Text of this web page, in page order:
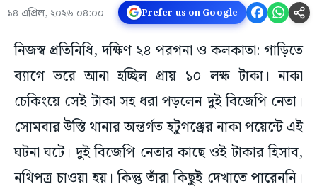
১৪ এপ্রিল, ২০২৬ ০৪:০০ Prefer us on Google
নিজস্ব প্রতিনিধি, দক্ষিণ ২৪ পরগনা ও কলকাতা: গাড়িতে
ব্যাগে ভরে আনা হচ্ছিল প্রায় ১০ লক্ষ টাকা। নাকা
চেকিংয়ে সেই টাকা সহ ধরা পড়লেন দুই বিজেপি নেতা।
সোমবার উস্তি থানার অন্তর্গত হটুগঞ্জের নাকা পয়েন্টে এই
ঘটনা ঘটে। দুই বিজেপি নেতার কাছে ওই টাকার হিসাব,
নথিপত্র চাওয়া হয়। কিন্তু তাঁরা কিছুই দেখাতে পারেননি।